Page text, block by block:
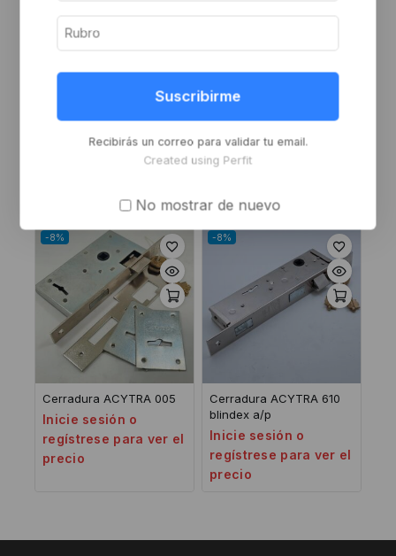
Buzon pared 24x38x8
c/cerradura negro
Cerradura ACYTRA
portero 221
Inicie sesión o
precio
-8%
Cerradura ACYTRA 005
Inicie sesión o
regístrese para ver el
precio
-8%
Cerradura ACYTRA 610
blindex a/p
Inicie sesión o
regístrese para ver el
precio
Suscribirme
Recibirás un correo para validar tu email.
Created using Perfit
No mostrar de nuevo